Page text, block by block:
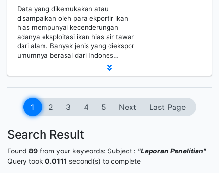
Data yang dikemukakan atau
disampaikan oleh para ekportir ikan
hias mempunyai kecenderungan
adanya eksploitasi ikan hias air tawar
dari alam. Banyak jenis yang diekspor
umumnya berasal dari Indones…
1 2 3 4 5 Next Last Page
Search Result
Found 89 from your keywords: Subject : "Laporan Penelitian"
Query took 0.0111 second(s) to complete